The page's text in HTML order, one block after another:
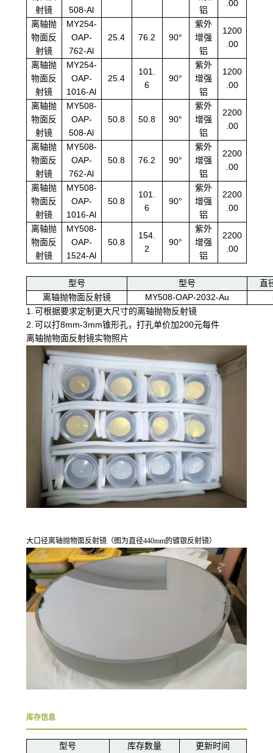
射镜
508-Al
铝
.00
离轴抛
物面反
射镜
MY254-
OAP-
762-Al
25.4 76.2 90°
紫外
增强
铝
1200
.00
离轴抛
物面反
射镜
MY254-
OAP-
1016-Al
25.4
101.
6
90°
紫外
增强
铝
1200
.00
离轴抛
物面反
射镜
MY508-
OAP-
508-Al
50.8 50.8 90°
紫外
增强
铝
2200
.00
离轴抛
物面反
射镜
MY508-
OAP-
762-Al
50.8 76.2 90°
紫外
增强
铝
2200
.00
离轴抛
物面反
射镜
MY508-
OAP-
1016-Al
50.8
101.
6
90°
紫外
增强
铝
2200
.00
离轴抛
物面反
射镜
MY508-
OAP-
1524-Al
50.8
154.
2
90°
紫外
增强
铝
2200
.00
型号 型号
直
离轴抛物面反射镜
MY508-OAP-2032-Au
1.可根据要求定制更大尺寸的离轴抛物反射镜
2. 可以打8mm-3mm锥形孔，打孔单价加200元每件
离轴抛物面反射镜实物照片
大口径离轴抛物面反射镜（图为直径440mm的镀银反射镜）
库存信息
型号 库存数量
更新时间